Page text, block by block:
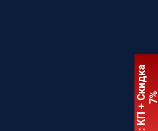
:
К
П
+
С
к
и
д
к
а
7